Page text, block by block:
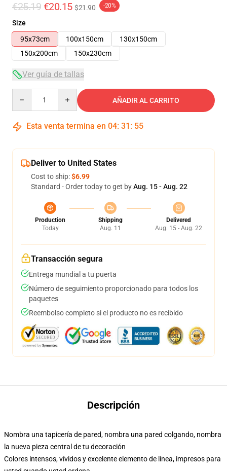
€25.19 €20.15 $21.90 -20%
Size
95x73cm
100x150cm
130x150cm
150x200cm
150x230cm
Ver guía de tallas
AÑADIR AL CARRITO
Esta venta termina en 04: 31 : 54
Deliver to United States
Cost to ship:$6.99
Standard - Order today to get byAug. 15 - Aug. 22
Production
Today
Shipping
Aug. 11
Delivered
Aug. 15 - Aug. 22
Transacción segura
Entrega mundial a tu puerta
Número de seguimiento proporcionado para todos los
paquetes
Reembolso completo si el producto no es recibido
Descripción
Nombra una tapicería de pared, nombra una pared colgando, nombra
la nueva pieza central de tu decoración
Colores intensos, vívidos y excelente elemento de línea, impresos para